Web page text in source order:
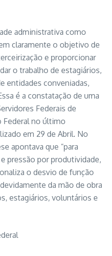
administrativa como
claramente o objetivo de
e proporcionar
o trabalho de estagiários,
entidades conveniadas,
é a constatação de uma
Federais de
Federal no último
em 29 de Abril. No
apontava que “para
pressão por produtividade,
o desvio de função
da mão de obra
estagiários, voluntários e